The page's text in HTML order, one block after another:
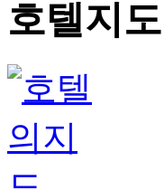
호텔지도